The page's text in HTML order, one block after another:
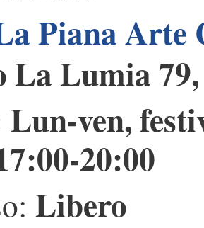
Piana Arte
La Lumia
Lun-ven,
20:00
Libero